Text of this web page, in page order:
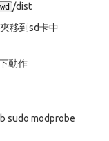
/dist
移到sd卡中
動作
sudo modprobe